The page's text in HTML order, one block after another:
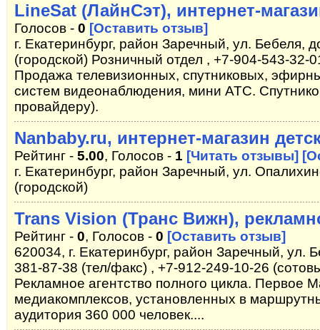
LineSat (ЛайнСэт), интернет-
Голосов - 0 [Оставить отзыв]
г. Екатеринбург, район Заречный, ул. Бебеля,
(городской) Розничный отдел , +7-904-543-32-
Продажа телевизионных, спутниковых,
систем видеонаблюдения, мини АТС.
провайдеру).
Nanbaby.ru, интернет-магазин
Рейтинг - 5.00, Голосов - 1 [Читать отзывы]
г. Екатеринбург, район Заречный, ул.
(городской)
Trans Vision (Транс Вижн),
Рейтинг - 0, Голосов - 0 [Оставить отзыв]
620034, г. Екатеринбург, район Заречный, ул.
381-87-38 (тел/факс) , +7-912-249-10-26
Рекламное агентство полного цикла. Первое
медиакомплексов, установленных в
аудитория 360 000 человек....